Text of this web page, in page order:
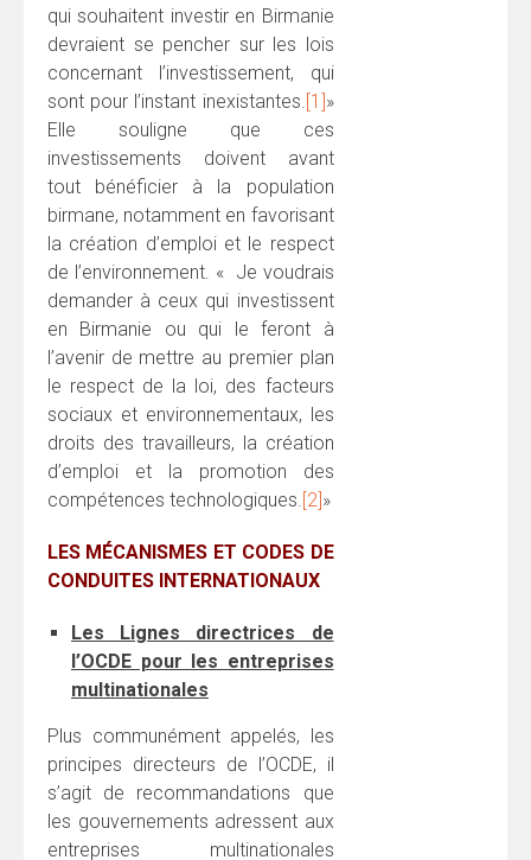
qui souhaitent investir en Birmanie
devraient se pencher sur les lois
concernant l’investissement, qui
sont pour l’instant inexistantes. [1]»
Elle souligne que ces
investissements doivent avant
tout bénéficier à la population
birmane, notamment en favorisant
la création d’emploi et le respect
de l’environnement. « Je voudrais
demander à ceux qui investissent
en Birmanie ou qui le feront à
l’avenir de mettre au premier plan
le respect de la loi, des facteurs
sociaux et environnementaux, les
droits des travailleurs, la création
d’emploi et la promotion des
compétences technologiques. [2]»
LES MÉCANISMES ET CODES DE
CONDUITES INTERNATIONAUX
Les Lignes directrices de
l’OCDE pour les entreprises
multinationales
Plus communément appelés, les
principes directeurs de l’OCDE, il
s’agit de recommandations que
les gouvernements adressent aux
entreprises multinationales